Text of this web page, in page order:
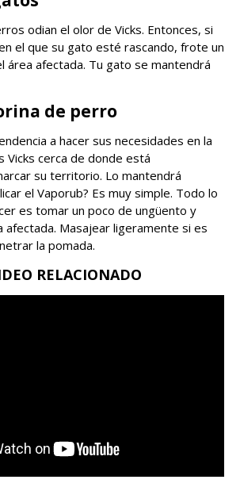
odian el olor de Vicks. Entonces, si
el que su gato esté rascando, frote un
área afectada. Tu gato se mantendrá
de perro
a hacer sus necesidades en la
Vicks cerca de donde está
su territorio. Lo mantendrá
el Vaporub? Es muy simple. Todo lo
es tomar un poco de ungüento y
afectada. Masajear ligeramente si es
la pomada.
RELACIONADO